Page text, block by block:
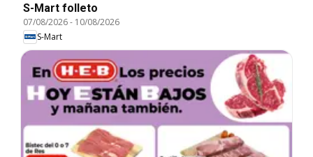
S-Mart folleto
07/08/2026- 10/08/2026
S-Mart